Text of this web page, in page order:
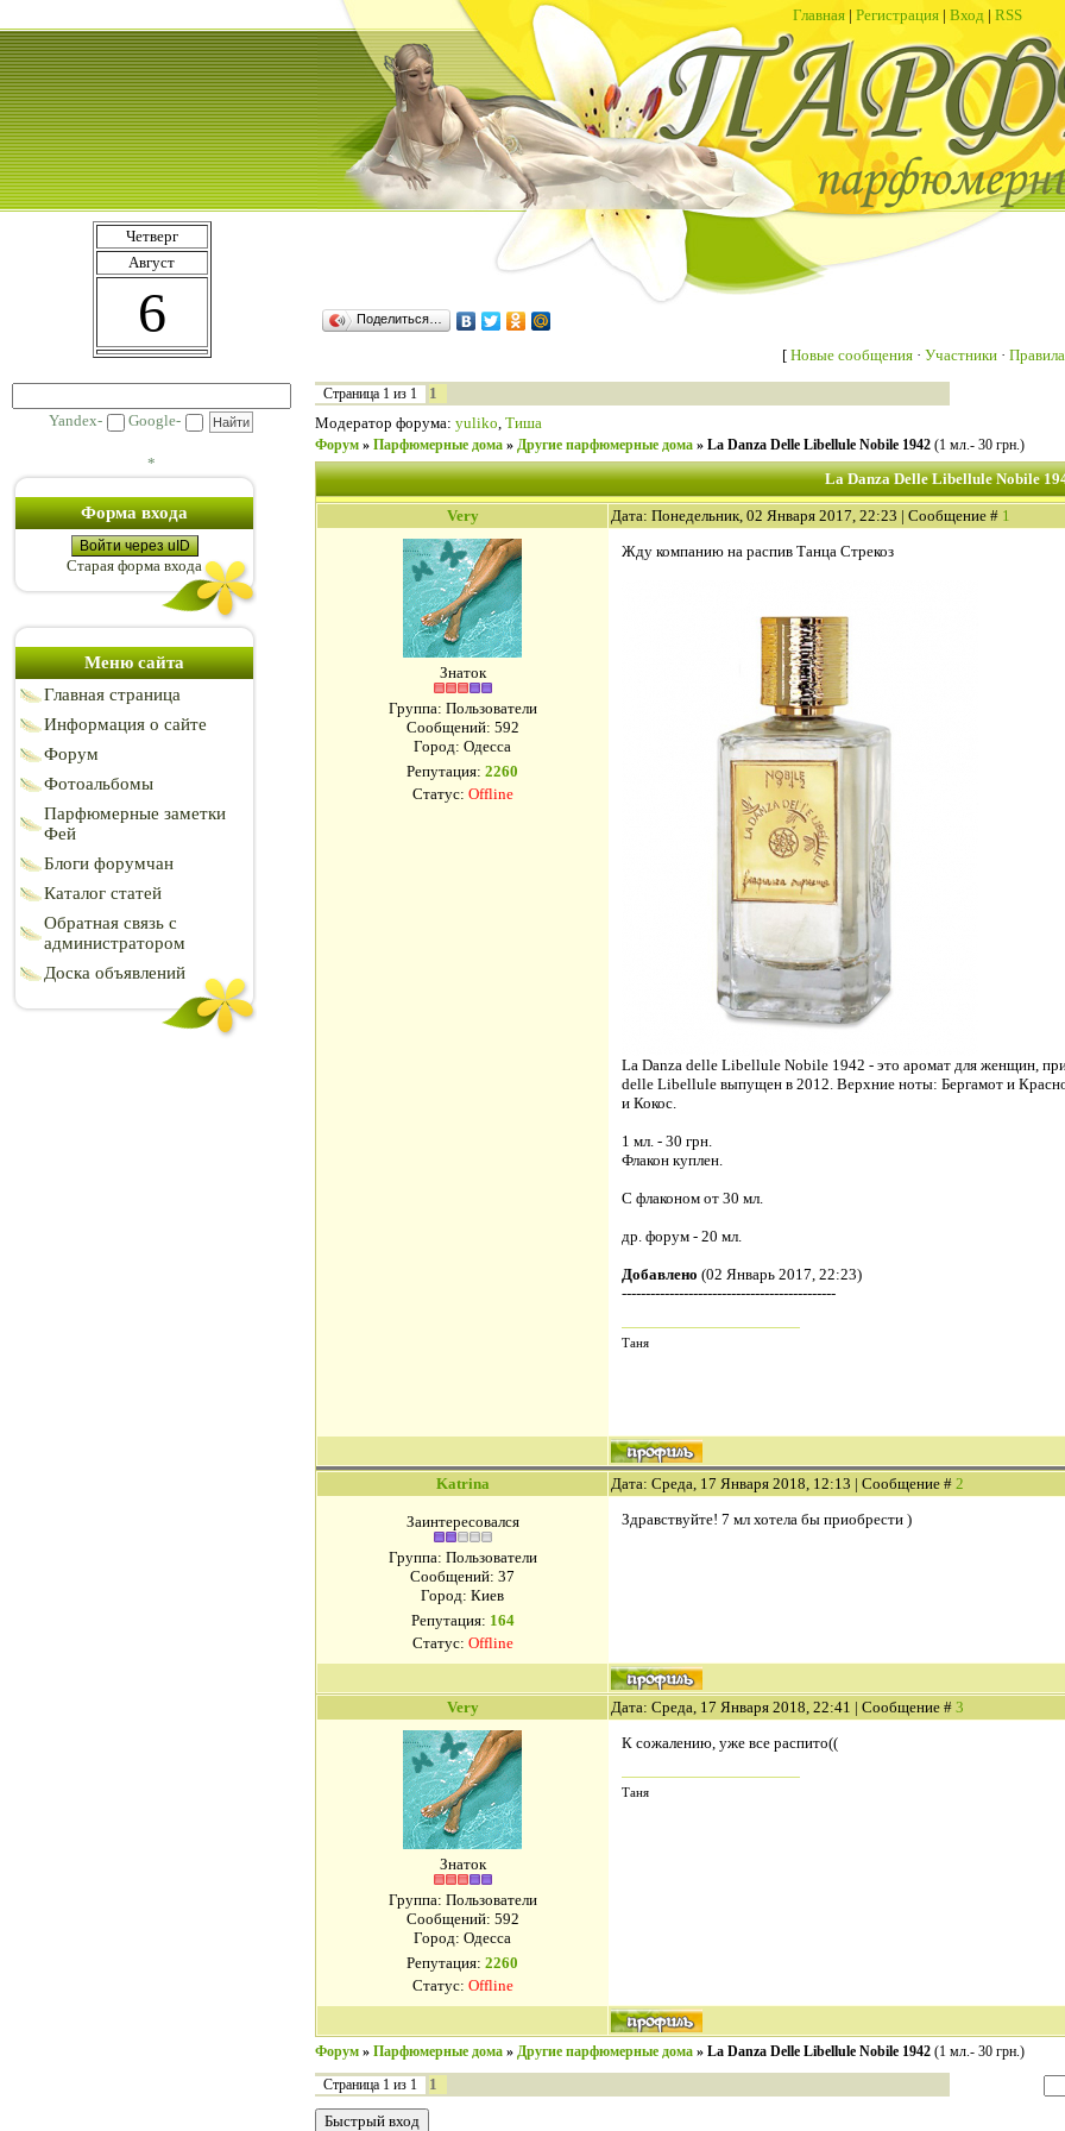
Главная | Регистрация | Вход | RSS
Четверг
Август
6
Yandex- Google-
*
Форма входа
Войти через uID
Старая форма входа
Меню сайта
Главная страница
Информация о сайте
Форум
Фотоальбомы
Парфюмерные заметки
Фей
Блоги форумчан
Каталог статей
Обратная связь с
администратором
Доска объявлений
Поделиться…
[ Новые сообщения · Участники ·
Страница 1 из 1
1
Модератор форума: yuliko, Тиша
Форум » Парфюмерные дома » Другие парфюмерные дома » La Danza Delle Libellule Nobile 1942 (1 мл.- 30 грн.)
La Danza Delle Libellule Nobile
Very Дата: Понедельник, 02 Января 2017, 22:23 | Сообщение # 1
Знаток
Группа: Пользователи
Сообщений: 592
Город: Одесса
Репутация: 2260
Статус: Offline
Жду компанию на распив Танца Стрекоз
La Danza delle Libellule Nobile 1942 - это аромат для женщин,
delle Libellule выпущен в 2012. Верхние ноты: Бергамот и
и Кокос.
1 мл. - 30 грн.
Флакон куплен.
C флаконом от 30 мл.
др. форум - 20 мл.
Добавлено (02 Январь 2017, 22:23)
---------------------------------------------
Таня
Katrina Дата: Среда, 17 Января 2018, 12:13 | Сообщение # 2
Заинтересовался
Группа: Пользователи
Сообщений: 37
Город: Киев
Репутация: 164
Статус: Offline
Здравствуйте! 7 мл хотела бы приобрести )
Very Дата: Среда, 17 Января 2018, 22:41 | Сообщение # 3
Знаток
Группа: Пользователи
Сообщений: 592
Город: Одесса
Репутация: 2260
Статус: Offline
К сожалению, уже все распито((
Таня
Форум » Парфюмерные дома » Другие парфюмерные дома » La Danza Delle Libellule Nobile 1942 (1 мл.- 30 грн.)
Страница 1 из 1
1